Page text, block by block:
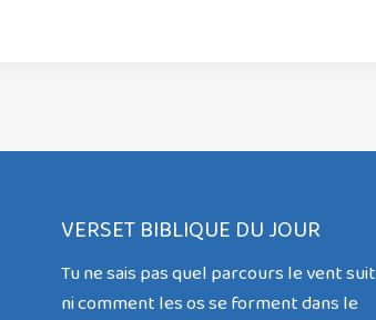
VERSET BIBLIQUE DU JOUR
Tu ne sais pas quel parcours le vent suit
ni comment les os se forment dans le